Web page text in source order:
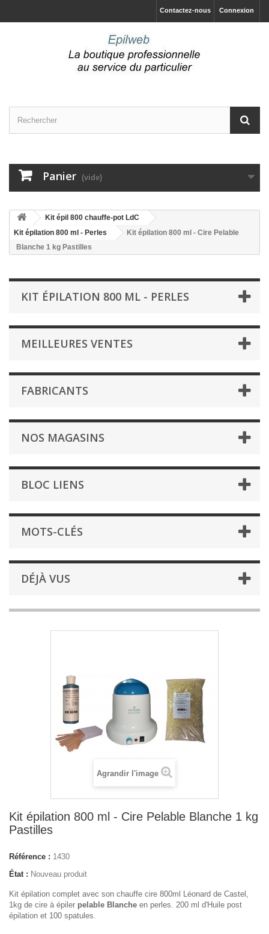
Connexion
Contactez-nous
Panier (vide)
Kit épil 800 chauffe-pot LdC
Kit épilation 800 ml - Perles
Kit épilation 800 ml - Cire Pelable
Blanche 1 kg Pastilles
KIT ÉPILATION 800 ML - PERLES
MEILLEURES VENTES
FABRICANTS
NOS MAGASINS
BLOC LIENS
MOTS-CLÉS
DÉJÀ VUS
Agrandir l'image
Kit épilation 800 ml - Cire Pelable Blanche 1 kg
Pastilles
Référence : 1430
État : Nouveau produit
Kit épilation complet avec son chauffe cire 800ml Léonard de Castel,
1kg de cire à épiler pelable Blanche en perles. 200 ml d'Huile post
épilation et 100 spatules.